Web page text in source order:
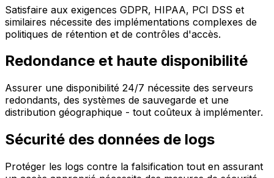
Satisfaire aux exigences GDPR, HIPAA, PCI DSS et
similaires nécessite des implémentations complexes de
politiques de rétention et de contrôles d'accès.
Redondance et haute disponibilité
Assurer une disponibilité 24/7 nécessite des serveurs
redondants, des systèmes de sauvegarde et une
distribution géographique - tout coûteux à implémenter.
Sécurité des données de logs
Protéger les logs contre la falsification tout en assurant